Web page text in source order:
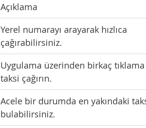
Açıklama
Yerel numarayı arayarak hızlıca
çağırabilirsiniz.
Uygulama üzerinden birkaç
taksi çağırın.
Acele bir durumda en yakındaki
bulabilirsiniz.